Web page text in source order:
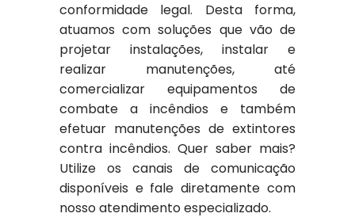
conformidade legal. Desta forma,
atuamos com soluções que vão de
projetar instalações, instalar e
realizar manutenções, até
comercializar equipamentos de
combate a incêndios e também
efetuar manutenções de extintores
contra incêndios. Quer saber mais?
Utilize os canais de comunicação
disponíveis e fale diretamente com
nosso atendimento especializado.